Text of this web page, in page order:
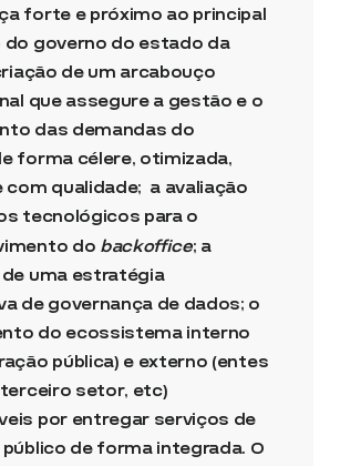
forte e próximo ao principal
do governo do estado da
de um arcabouço
que assegure a gestão e o
das demandas do
forma célere, otimizada,
com qualidade; a avaliação
tecnológicos para o
do backoffice; a
uma estratégia
de governança de dados; o
do ecossistema interno
pública) e externo (entes
setor, etc)
por entregar serviços de
de forma integrada. O